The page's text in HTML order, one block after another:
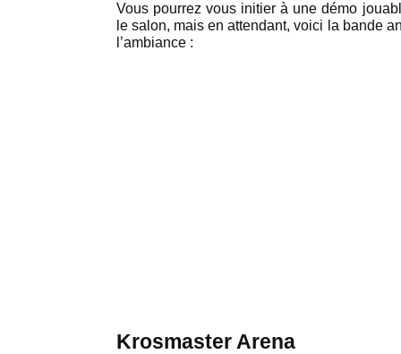
Vous pourrez vous initier à une démo
le salon, mais en attendant, voici la bande
l’ambiance :
Krosmaster Arena